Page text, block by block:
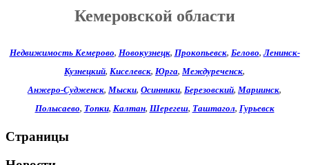
Кемеровской области
Недвижимость Кемерово, Новокузнецк, Прокопьевск, Белово,Ленинск-
Кузнецкий, Киселевск, Юрга, Междуреченск,
Анжеро-Судженск, Мыски, Осинники, Березовский, Мариинск,
Полысаево, Топки, Калтан, Шерегеш, Таштагол, Гурьевск
Страницы